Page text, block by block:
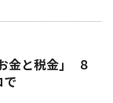
金と税金｣ ８
で